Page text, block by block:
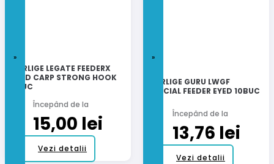
CARLIGE LEGATE FEEDERX
WILD CARP STRONG HOOK
3BUC
Începând de la
15,00 lei
Vezi detalii
produs
CARLIGE GURU LWGF
SPECIAL FEEDER EYED 10BUC
Începând de la
13,76 lei
Vezi detalii